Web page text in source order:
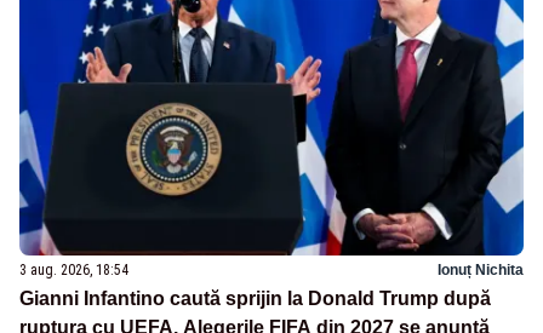
3 aug. 2026, 18:54 Ionuț Nichita
Gianni Infantino caută sprijin la Donald Trump după
ruptura cu UEFA. Alegerile FIFA din 2027 se anunță